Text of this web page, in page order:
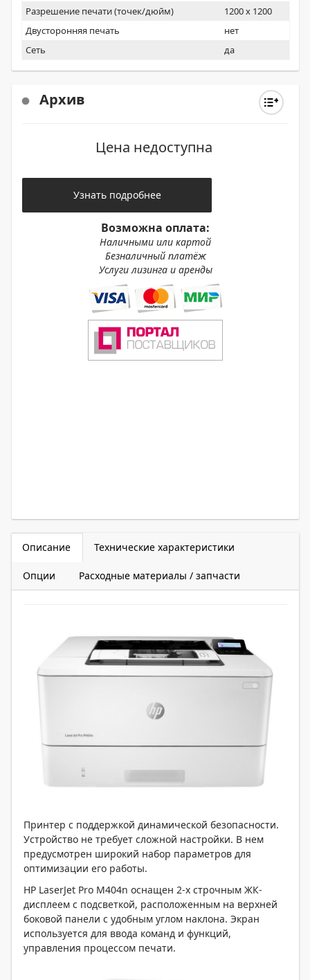
Разрешение печати (точек/дюйм)
1200 x 1200
Двусторонняя печать
нет
Сеть
да
Архив
Цена недоступна
Узнать подробнее
Возможна оплата:
Наличными или картой
Безналичный платёж
Услуги лизинга и аренды
Описание Технические характеристики
Опции Расходные материалы / запчасти
Принтер с поддержкой динамической безопасности.
Устройство не требует сложной настройки. В нем
предусмотрен широкий набор параметров для
оптимизации его работы.
HP LaserJet Pro M404n оснащен 2-х строчным ЖК-
дисплеем с подсветкой, расположенным на верхней
боковой панели с удобным углом наклона. Экран
используется для ввода команд и функций,
управления процессом печати.